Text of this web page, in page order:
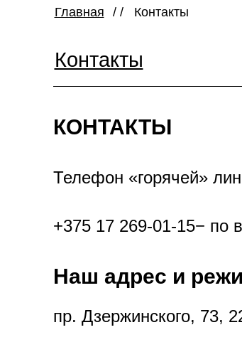
Главная / / Контакты
Контакты
КОНТАКТЫ
Телефон «горячей»
+375 17 269-01-15− по
Наш адрес и
пр. Дзержинского, 73,